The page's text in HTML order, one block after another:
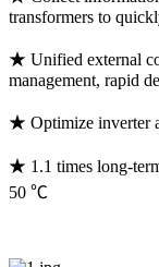
transformers to
★ Unified external
management, rapid
★ Optimize inverter
★ 1.1 times long-
50 ℃